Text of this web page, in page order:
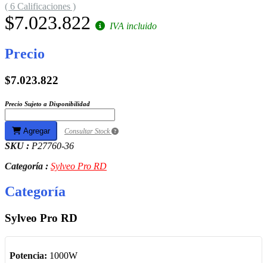
( 6 Calificaciones )
$7.023.822 IVA incluido
Precio
$7.023.822
Precio Sujeto a Disponibilidad
Agregar Consultar Stock
SKU : P27760-36
Categoría : Sylveo Pro RD
Categoría
Sylveo Pro RD
Potencia: 1000W